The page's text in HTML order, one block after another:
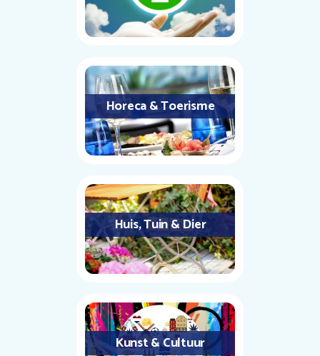
Horeca & Toerisme
Huis, Tuin & Dier
Kunst & Cultuur